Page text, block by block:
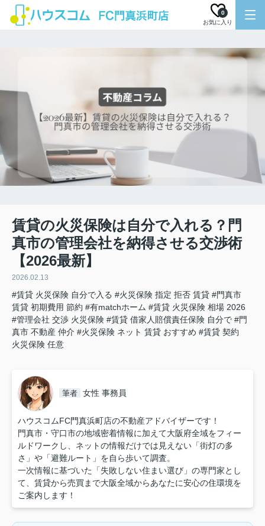
お気に入り
0
賃貸の火災保険は自分で入れる？門
真市の管理会社を納得させる交渉術
【2026最新】
2026.02.13
#賃貸 火災保険 自分で入る #火災保険 指定 拒否 賃貸 #門真市
賃貸 初期費用 節約 #有matchホーム #賃貸 火災保険 相場 2026
#管理会社 交渉 火災保険 #賃貸 借家人賠償責任保険 自分で #門
真市 不動産 仲介 #火災保険 ネット 賃貸 おすすめ #賃貸 契約
火災保険 任意
筆者 女性 事務員
ハウスコムFC門真浜町店の不動産アドバイザーです！
門真市・守口市の地域密着情報に加えて大阪府全域をフィー
ルドワークし、ネットの情報だけでは見えない「街灯の多
さ」や「避難ルート」を自ら歩いて調査。
一次情報に基づいた「失敗しない住まい選び」の専門家とし
て、賃貸から売買まで大阪全域からあなたに安心の住環境を
ご案内します！